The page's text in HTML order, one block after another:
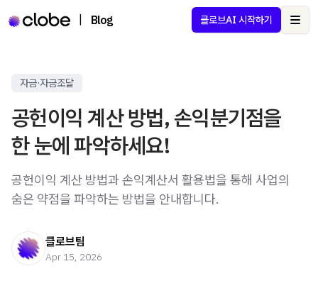
Blog 클로브AI 시작하기
자금·자금조달
공헌이익 계산 방법, 손익분기점을
한 눈에 파악하세요!
공헌이익 계산 방법과 손익계산서 활용법을 통해 사업의
숨은 약점을 파악하는 방법을 안내합니다.
클로브팀
Apr 15, 2026